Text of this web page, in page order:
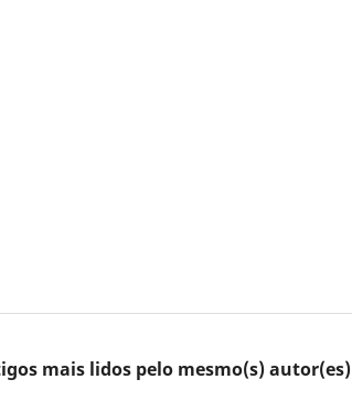
mais lidos pelo mesmo(s) autor(es)